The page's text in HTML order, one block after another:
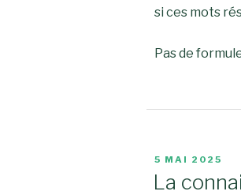
si ces mots
Pas de
PUBLIÉ
5 MAI 2025
La